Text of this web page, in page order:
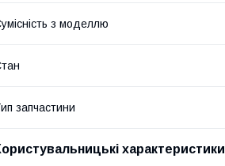
з моделлю
запчастини
характеристики